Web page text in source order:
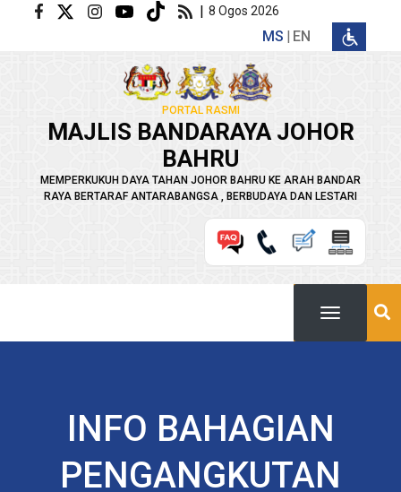
Langkau ke kandungan utama | 8 Ogos 2026
MS EN
PORTAL RASMI
MAJLIS BANDARAYA JOHOR
BAHRU
MEMPERKUKUH DAYA TAHAN JOHOR BAHRU KE ARAH BANDAR
RAYA BERTARAF ANTARABANGSA , BERBUDAYA DAN LESTARI
INFO BAHAGIAN
PENGANGKUTAN